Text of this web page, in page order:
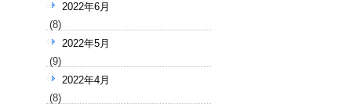
2022年6月
(8)
2022年5月
(9)
2022年4月
(8)